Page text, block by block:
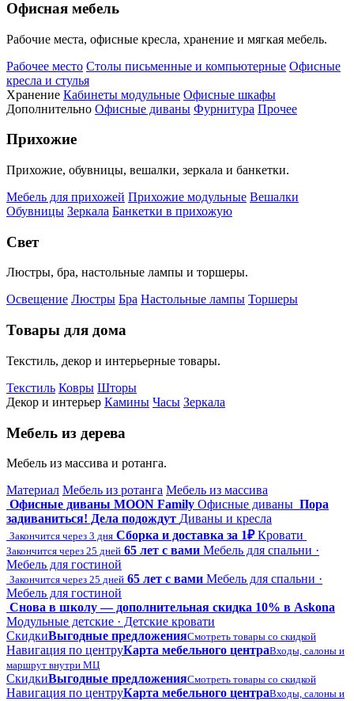
Офисная мебель
Рабочие места, офисные кресла, хранение и мягкая мебель.
Рабочее место Столы письменные и компьютерные Офисные
кресла и стулья
Хранение Кабинеты модульные Офисные шкафы
Дополнительно Офисные диваны Фурнитура Прочее
Прихожие
Прихожие, обувницы, вешалки, зеркала и банкетки.
Мебель для прихожей Прихожие модульные Вешалки
Обувницы Зеркала Банкетки в прихожую
Свет
Люстры, бра, настольные лампы и торшеры.
Освещение Люстры Бра Настольные лампы Торшеры
Товары для дома
Текстиль, декор и интерьерные товары.
Текстиль Ковры Шторы
Декор и интерьер Камины Часы Зеркала
Мебель из дерева
Мебель из массива и ротанга.
Материал Мебель из ротанга Мебель из массива
Офисные диваны MOON Family Офисные диваны Пора
задиваниться! Дела подождут Диваны и кресла
Закончится через 3 дня Сборка и доставка за 1₽ Кровати
Закончится через 25 дней 65 лет с вами Мебель для спальни ·
Мебель для гостиной
Закончится через 25 дней 65 лет с вами Мебель для спальни ·
Мебель для гостиной
Снова в школу — дополнительная скидка 10% в Askona
Модульные детские · Детские кровати
СкидкиВыгодные предложенияСмотреть товары со скидкой
Навигация по центруКарта мебельного центраВходы, салоны и
маршрут внутри МЦ
СкидкиВыгодные предложенияСмотреть товары со скидкой
Навигация по центруКарта мебельного центраВходы, салоны и